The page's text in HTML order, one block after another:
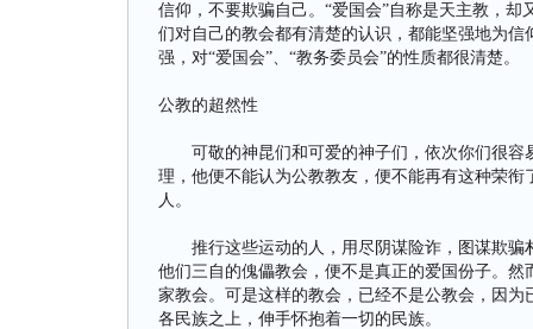
信仰，不要欺骗自己。“爱国会”自称是天主教，
们对自己的教会都有清楚的认识，都能坚强地为
强，对“爱国会”、“教务委员会”的性质都很清楚。
公教的超然性
可敬的神昆们和可爱的神子们，依次你们很容
理，他便不能认为公教教友，便不能再有这种荣
人。
推行这些运动的人，用尽阴谋险诈，图谋欺骗
他们三自的傀儡教会，便不是真正的爱国份子。
家教会。可是这样的教会，已经不是公教会，因
各民族之上，伸手怀抱着一切的民族。